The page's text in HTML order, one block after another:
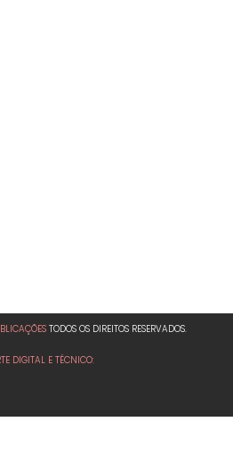
TODOS OS DIREITOS RESERVADOS.
DIGITAL E TÉCNICO: